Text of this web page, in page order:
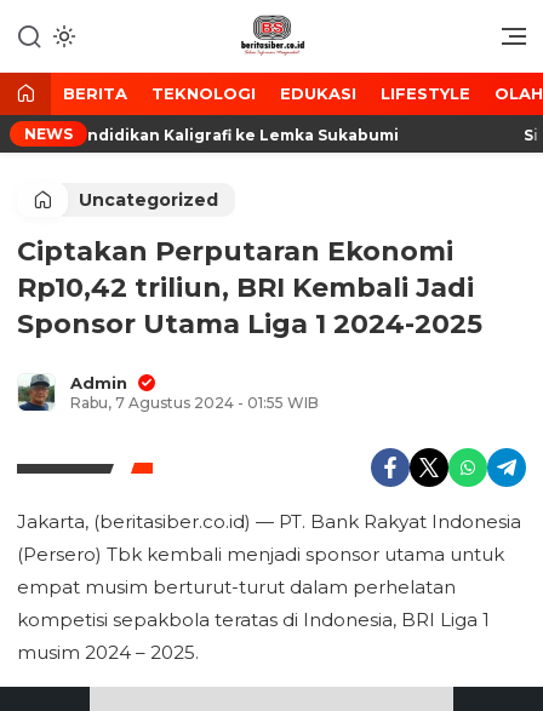
ke
konten
BeritaSiber.co.id
Media Tanggap Dan Akurat
BERITA TEKNOLOGI EDUKASI LIFESTYLE
NEWS
Pendidikan Kaligrafi ke Lemka Sukabumi
Uncategorized
Ciptakan Perputaran Ekonomi
Rp10,42 triliun, BRI Kembali Jadi
Sponsor Utama Liga 1 2024-2025
Admin
Rabu, 7 Agustus 2024 - 01:55 WIB
Jakarta, (beritasiber.co.id) — PT. Bank Rakyat Indonesia
(Persero) Tbk kembali menjadi sponsor utama untuk
empat musim berturut-turut dalam perhelatan
kompetisi sepakbola teratas di Indonesia, BRI Liga 1
musim 2024 – 2025.